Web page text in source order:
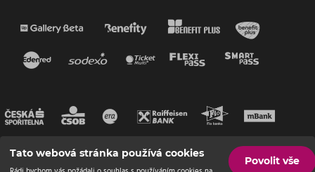
Tato webová stránka používá cookies
Povolit vše